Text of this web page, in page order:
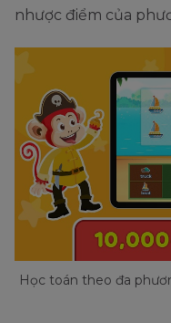
nhược điểm của
Học toán theo đa